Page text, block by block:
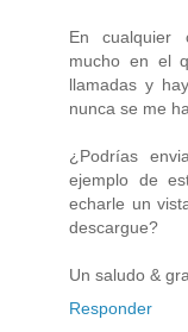
En cualquier
mucho en el
llamadas y
nunca se me
¿Podrías
ejemplo de
echarle un
descargue?
Un saludo &
Responder